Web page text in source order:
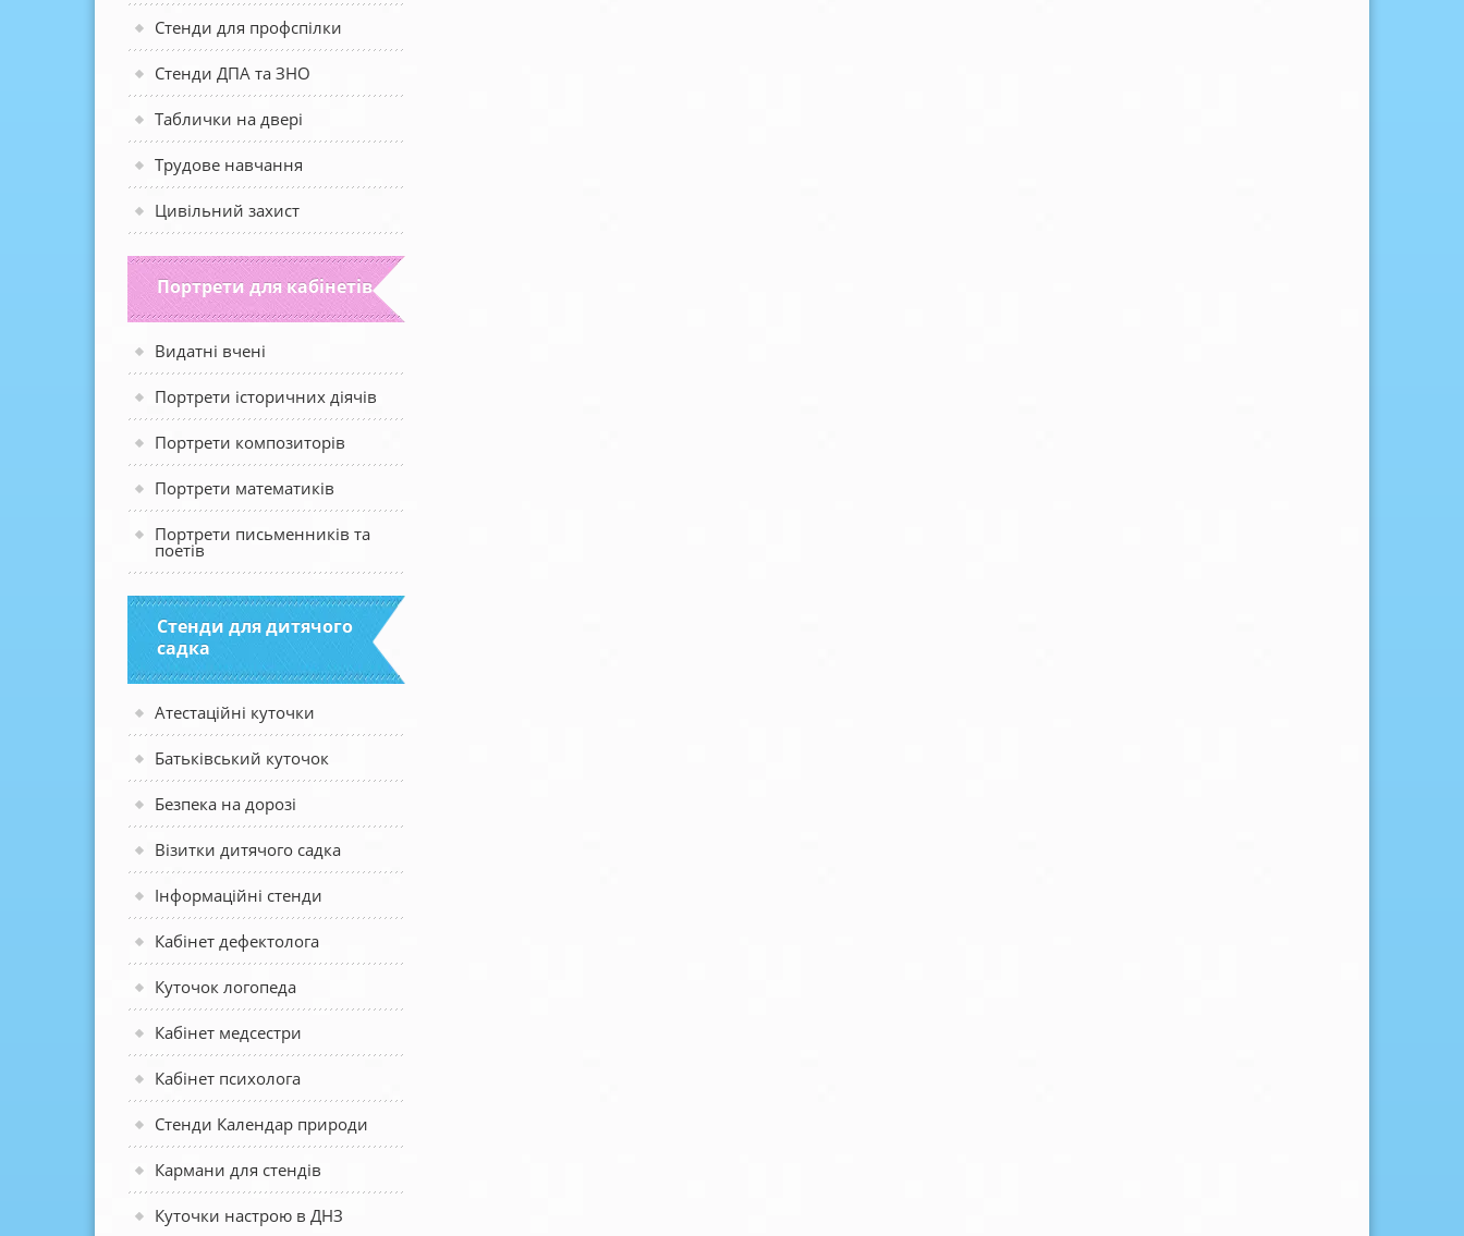
Стенди для профспілки
Стенди ДПА та ЗНО
Таблички на двері
Трудове навчання
Цивільний захист
Портрети для кабінетів
Видатні вчені
Портрети історичних діячів
Портрети композиторів
Портрети математиків
Портрети письменників та
поетів
Стенди для дитячого
садка
Атестаційні куточки
Батьківський куточок
Безпека на дорозі
Візитки дитячого садка
Інформаційні стенди
Кабінет дефектолога
Куточок логопеда
Кабінет медсестри
Кабінет психолога
Стенди Календар природи
Кармани для стендів
Куточки настрою в ДНЗ